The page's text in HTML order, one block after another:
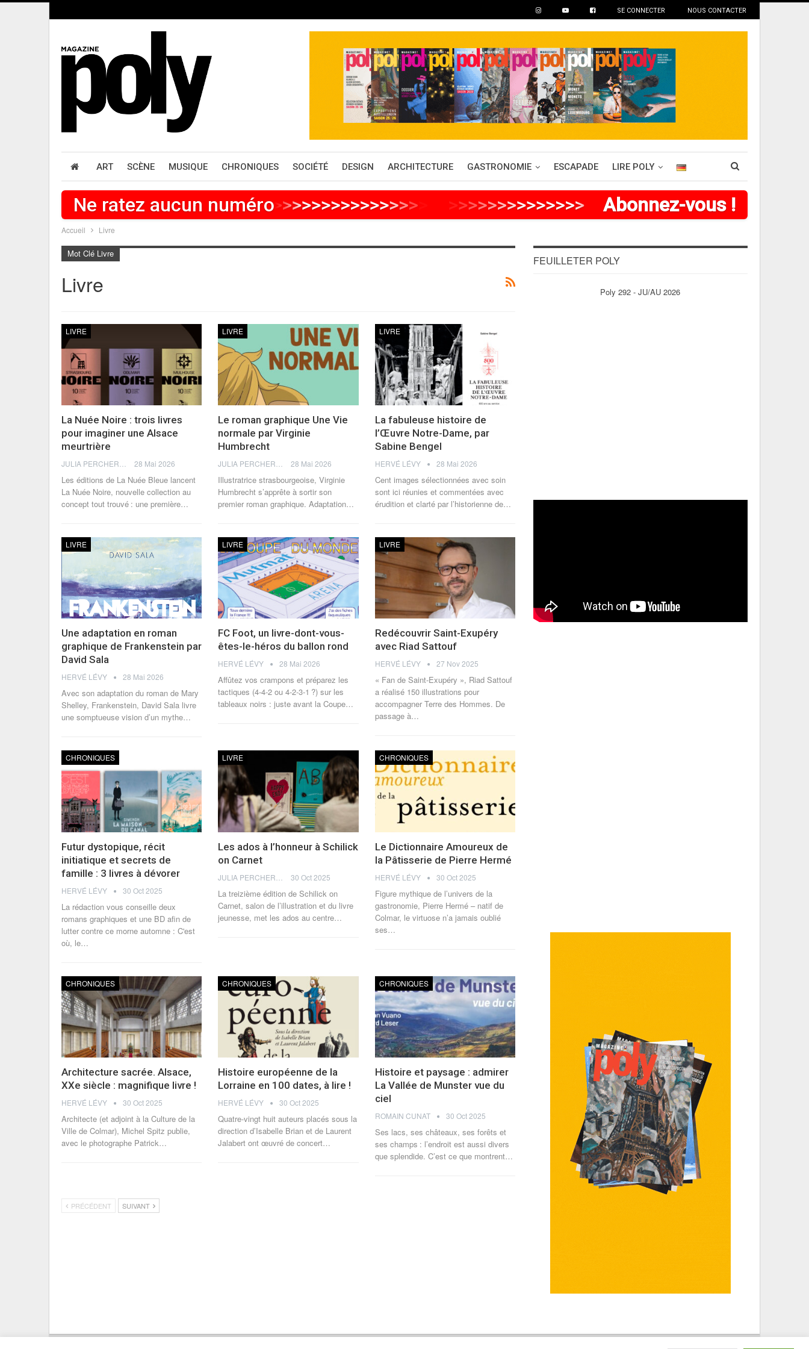
SE CONNECTER NOUS CONTACTER
ART SCÈNE MUSIQUE CHRONIQUES SOCIÉTÉ DESIGN ARCHITECTURE GASTRONOMIE ESCAPADE LIRE POLY
Ne ratez aucun numéro>>>>>>>>>>>>>>> >>>>>> >>>>>>> Abonnez-vous !
Accueil Livre
Mot Clé Livre
Livre
LIVRE
La Nuée Noire : trois livres
pour imaginer une Alsace
meurtrière
28 Mai 2026
Les éditions de La Nuée Bleue lancent
La Nuée Noire, nouvelle collection au
concept tout trouvé : une première…
LIVRE
Le roman graphique Une Vie
normale par Virginie
Humbrecht
28 Mai 2026
Illustratrice strasbourgeoise, Virginie
Humbrecht s’apprête à sortir son
premier roman graphique. Adaptation…
LIVRE
La fabuleuse histoire de
l’Œuvre Notre-Dame, par
Sabine Bengel
HERVÉ LÉVY 28 Mai 2026
Cent images sélectionnées avec soin
sont ici réunies et commentées avec
érudition et clarté par l’historienne de…
LIVRE
Une adaptation en roman
graphique de Frankenstein par
David Sala
HERVÉ LÉVY 28 Mai 2026
Avec son adaptation du roman de Mary
Shelley, Frankenstein, David Sala livre
une somptueuse vision d’un mythe…
LIVRE
FC Foot, un livre-dont-vous-
êtes-le-héros du ballon rond
HERVÉ LÉVY 28 Mai 2026
Affûtez vos crampons et préparez les
tactiques (4-4-2 ou 4-2-3-1 ?) sur les
tableaux noirs : juste avant la Coupe…
LIVRE
Redécouvrir Saint-Exupéry
avec Riad Sattouf
HERVÉ LÉVY 27 Nov 2025
« Fan de Saint-Exupéry », Riad Sattouf
a réalisé 150 illustrations pour
accompagner Terre des Hommes. De
passage à…
CHRONIQUES
Futur dystopique, récit
initiatique et secrets de
famille : 3 livres à dévorer
HERVÉ LÉVY 30 Oct 2025
La rédaction vous conseille deux
romans graphiques et une BD afin de
lutter contre ce morne automne : C'est
où, le…
LIVRE
Les ados à l’honneur à Schilick
on Carnet
30 Oct 2025
La treizième édition de Schilick on
Carnet, salon de l’illustration et du livre
jeunesse, met les ados au centre…
CHRONIQUES
Le Dictionnaire Amoureux de
la Pâtisserie de Pierre Hermé
HERVÉ LÉVY 30 Oct 2025
Figure mythique de l’univers de la
gastronomie, Pierre Hermé – natif de
Colmar, le virtuose n’a jamais oublié
ses…
CHRONIQUES
Architecture sacrée. Alsace,
XXe siècle : magnifique livre !
HERVÉ LÉVY 30 Oct 2025
Architecte (et adjoint à la Culture de la
Ville de Colmar), Michel Spitz publie,
avec le photographe Patrick…
CHRONIQUES
Histoire européenne de la
Lorraine en 100 dates, à lire !
HERVÉ LÉVY 30 Oct 2025
Quatre-vingt huit auteurs placés sous la
direction d’Isabelle Brian et de Laurent
Jalabert ont œuvré de concert…
CHRONIQUES
Histoire et paysage : admirer
La Vallée de Munster vue du
ciel
ROMAIN CUNAT 30 Oct 2025
Ses lacs, ses châteaux, ses forêts et
ses champs : l’endroit est aussi divers
que splendide. C’est ce que montrent…
PRÉCÉDENT SUIVANT
FEUILLETER POLY
Poly 292 - JU/AU 2026